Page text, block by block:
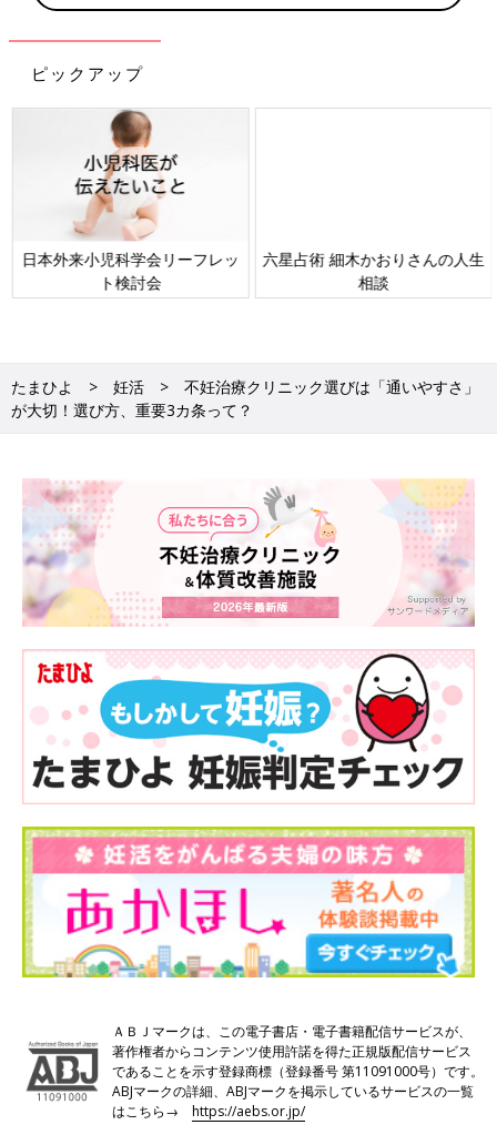
ピックアップ
日本外来小児科学会リーフレッ
ト検討会
六星占術 細木かおりさんの人生
相談
たまひよ 妊活
不妊治療クリニック選びは「通いやすさ」
が大切！選び方、重要3カ条って？
ＡＢＪマークは、この電子書店・電子書籍配信サービスが、
著作権者からコンテンツ使用許諾を得た正規版配信サービス
であることを示す登録商標（登録番号 第11091000号）です。
ABJマークの詳細、ABJマークを掲示しているサービスの一覧
はこちら→https://aebs.or.jp/